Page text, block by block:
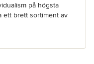
på högsta
ett brett sortiment av